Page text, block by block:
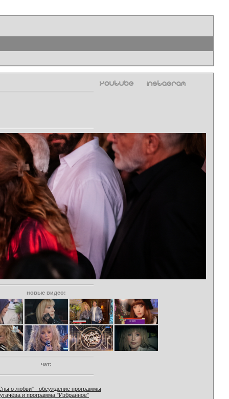
новые видео:
чат:
о любви" - обсуждение программы
и программа "Избранное"